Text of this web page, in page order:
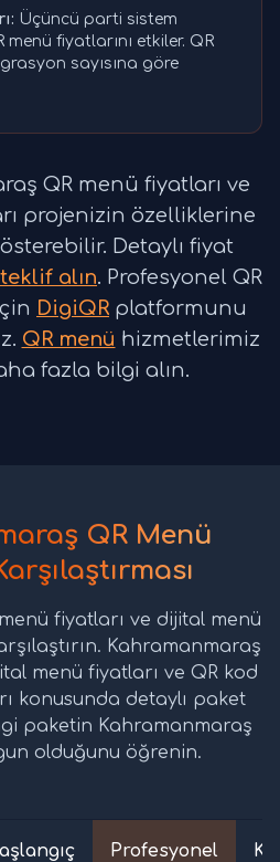
Üçüncü parti sistem
fiyatlarını etkiler. QR
sayısına göre
QR menü fiyatları ve
projenizin özelliklerine
Detaylı fiyat
alın. Profesyonel QR
DigiQR platformunu
QR menü hizmetlerimiz
fazla bilgi alın.
QR Menü
fiyatları ve dijital menü
Kahramanmaraş
menü fiyatları ve QR kod
konusunda detaylı paket
paketin Kahramanmaraş
olduğunu öğrenin.
Profesyonel